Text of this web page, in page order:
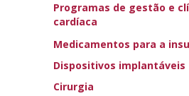
Programas de gestão e
cardíaca
Medicamentos para a
Dispositivos implantáveis
Cirurgia